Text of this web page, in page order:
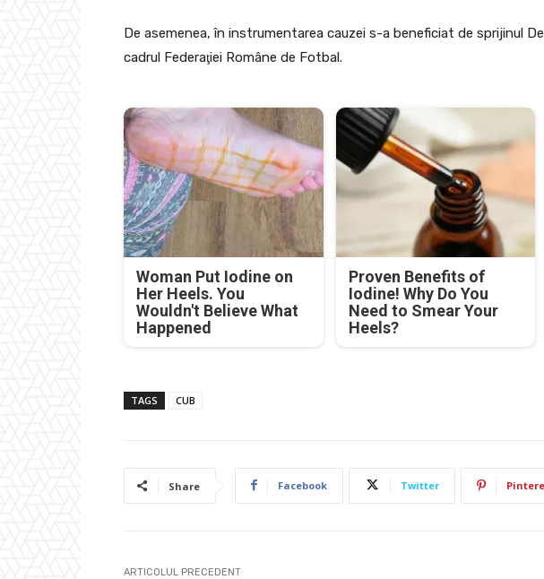
De asemenea, în instrumentarea cauzei s-a beneficiat de sprijinul
cadrul Federaţiei Române de Fotbal.
Woman Put Iodine on
Her Heels. You
Wouldn't Believe What
Happened
Proven Benefits of
Iodine! Why Do You
Need to Smear Your
Heels?
TAGS CUB
Share Facebook Twitter
ARTICOLUL PRECEDENT